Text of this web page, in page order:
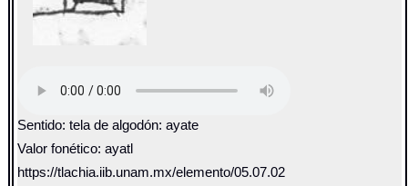
Sentido: tela de algodón: ayate
Valor fonético: ayatl
https://tlachia.iib.unam.mx/elemento/05.07.02